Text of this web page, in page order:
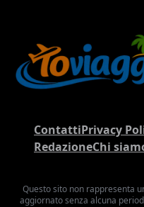
ContattiPrivacy
RedazioneChi
Questo sito non rappresenta
aggiornato senza alcuna